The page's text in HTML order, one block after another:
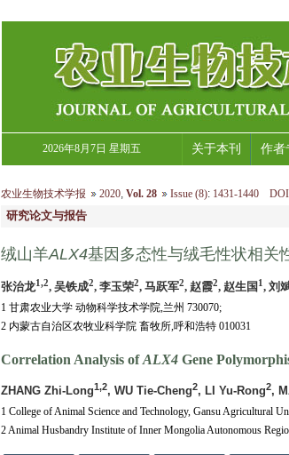
2026年8月7日 星期五 关于本刊 作者
农业生物技术学报 2020, Vol. 28 Issue (8):1431-1440 DOI:
研究论文与报告
绒山羊ALX4基因多态性与绒毛性状相关
张治龙1,2, 吴铁成2, 李玉荣2, 马跃军2, 赵霞2, 赵生国1, 刘
1 甘肃农业大学 动物科学技术学院,兰州 730070;
2 内蒙古自治区农牧业科学院 畜牧所,呼和浩特 010031
Correlation Analysis ofALX4Gene
ZHANG Zhi-Long1,2, WU Tie-Cheng2, LI Yu-Rong2,
1 College of Animal Science and Technology, Gansu Agricultural
2 Animal Husbandry Institute of Inner Mongolia Autonomous